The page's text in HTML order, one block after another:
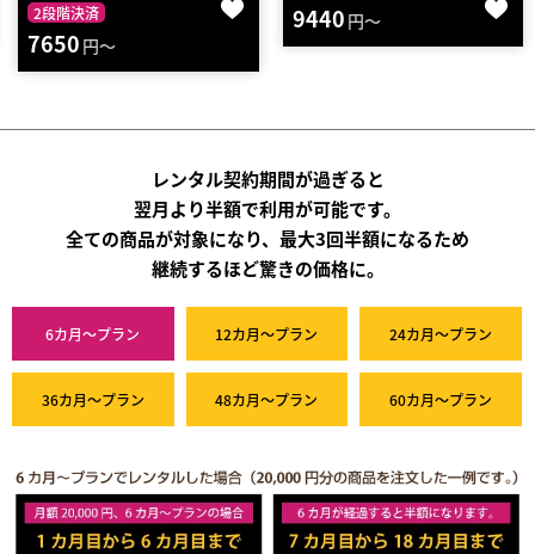
円～ 2段階
15070円～
レンタル契約期間が過ぎると
翌月より半額で利用が可能です。
全ての商品が対象になり、最大3回半額になるため
継続するほど驚きの価格に。
6カ月～プラン 12カ月～プラン 24カ月～プラン
36カ月～プラン 48カ月～プラン 60カ月～プラン